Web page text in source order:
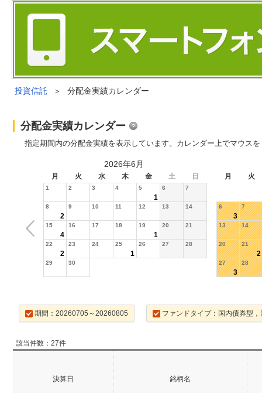
投資信託 ＞ 分配金実績カレンダー
分配金実績カレンダー
指定期間内の分配金実績を表示しています。カレンダー上でマウス
2026年6月
月 火 水 木 金 土 日 月 火
1 2 3 4 5
1
6 7
8
2
9 10 11 12 13 14
15
4
16 17 18 19
1
20 21
22
2
23 24 25
1
26 27 28
29 30
6
3
7
13 14
20 21
2
27
3
28
期間：20260705～20260805 ファンドタイプ：国内債券型
該当件数：27件
決算日 銘柄名